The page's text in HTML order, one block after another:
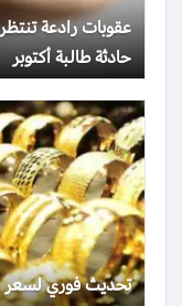
عقوبات رادعة
حادثة طالبة أكتوبر